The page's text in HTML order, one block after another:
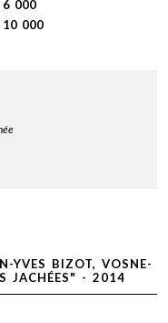
6 000
10 000
YVES BIZOT, VOSNE-
JACHÉES" - 2014